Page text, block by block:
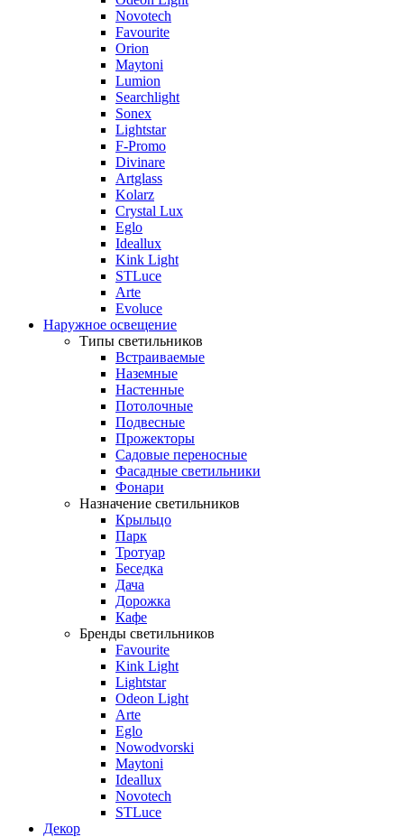
Novotech
Favourite
Orion
Maytoni
Lumion
Searchlight
Sonex
Lightstar
F-Promo
Divinare
Artglass
Kolarz
Crystal Lux
Eglo
Ideallux
Kink Light
STLuce
Arte
Evoluce
Наружное освещение
Типы светильников
Встраиваемые
Наземные
Настенные
Потолочные
Подвесные
Прожекторы
Садовые переносные
Фасадные светильники
Фонари
Назначение светильников
Крыльцо
Парк
Тротуар
Беседка
Дача
Дорожка
Кафе
Бренды светильников
Favourite
Kink Light
Lightstar
Odeon Light
Arte
Eglo
Nowodvorski
Maytoni
Ideallux
Novotech
STLuce
Декор